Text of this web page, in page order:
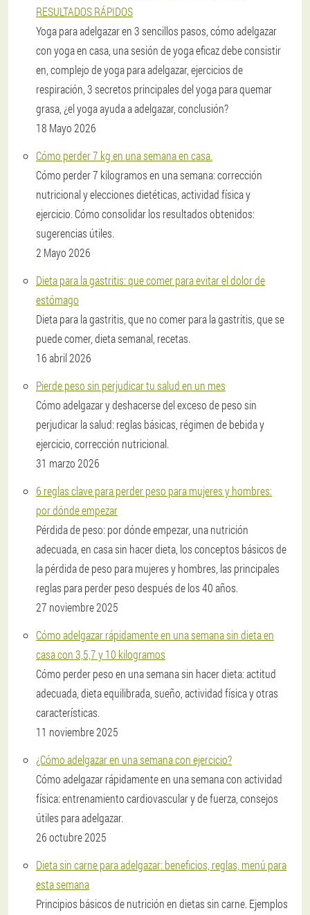
RESULTADOS RÁPIDOS
Yoga para adelgazar en 3 sencillos pasos, cómo adelgazar
con yoga en casa, una sesión de yoga eficaz debe consistir
en, complejo de yoga para adelgazar, ejercicios de
respiración, 3 secretos principales del yoga para quemar
grasa, ¿el yoga ayuda a adelgazar, conclusión?
18 Mayo 2026
Cómo perder 7 kg en una semana en casa.
Cómo perder 7 kilogramos en una semana: corrección
nutricional y elecciones dietéticas, actividad física y
ejercicio. Cómo consolidar los resultados obtenidos:
sugerencias útiles.
2 Mayo 2026
Dieta para la gastritis: que comer para evitar el dolor de
estómago
Dieta para la gastritis, que no comer para la gastritis, que se
puede comer, dieta semanal, recetas.
16 abril 2026
Pierde peso sin perjudicar tu salud en un mes
Cómo adelgazar y deshacerse del exceso de peso sin
perjudicar la salud: reglas básicas, régimen de bebida y
ejercicio, corrección nutricional.
31 marzo 2026
6 reglas clave para perder peso para mujeres y hombres:
por dónde empezar
Pérdida de peso: por dónde empezar, una nutrición
adecuada, en casa sin hacer dieta, los conceptos básicos de
la pérdida de peso para mujeres y hombres, las principales
reglas para perder peso después de los 40 años.
27 noviembre 2025
Cómo adelgazar rápidamente en una semana sin dieta en
casa con 3,5,7 y 10 kilogramos
Cómo perder peso en una semana sin hacer dieta: actitud
adecuada, dieta equilibrada, sueño, actividad física y otras
características.
11 noviembre 2025
¿Cómo adelgazar en una semana con ejercicio?
Cómo adelgazar rápidamente en una semana con actividad
física: entrenamiento cardiovascular y de fuerza, consejos
útiles para adelgazar.
26 octubre 2025
Dieta sin carne para adelgazar: beneficios, reglas, menú para
esta semana
Principios básicos de nutrición en dietas sin carne. Ejemplos